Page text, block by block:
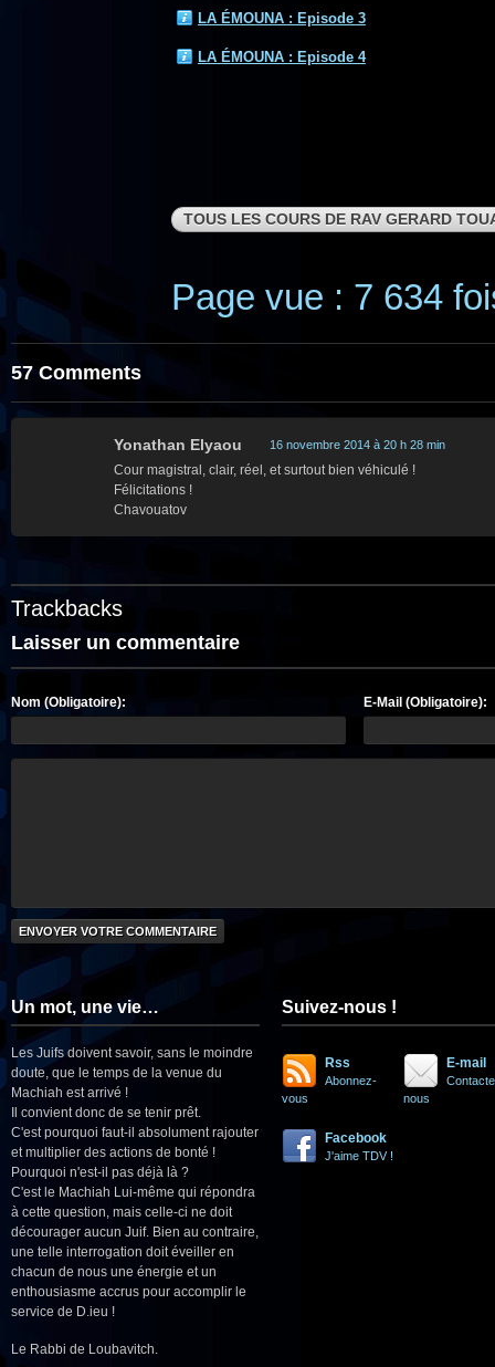
LA ÉMOUNA : Episode 3
LA ÉMOUNA : Episode 4
TOUS LES COURS DE RAV GERARD
Page vue : 7 634
57 Comments
Yonathan Elyaou 16 novembre 2014 à 20 h 28 min
Cour magistral, clair, réel, et surtout bien véhiculé !
Félicitations !
Chavouatov
Trackbacks
Laisser un commentaire
Nom (Obligatoire): E-Mail (Obligatoire):
Un mot, une vie…
Les Juifs doivent savoir, sans le moindre
doute, que le temps de la venue du
Machiah est arrivé !
Il convient donc de se tenir prêt.
C'est pourquoi faut-il absolument rajouter
et multiplier des actions de bonté !
Pourquoi n'est-il pas déjà là ?
C'est le Machiah Lui-même qui répondra
à cette question, mais celle-ci ne doit
décourager aucun Juif. Bien au contraire,
une telle interrogation doit éveiller en
chacun de nous une énergie et un
enthousiasme accrus pour accomplir le
service de D.ieu !
Le Rabbi de Loubavitch.
Suivez-nous !
Rss
Abonnez-
vous
E-mail
nous
Facebook
J'aime TDV !